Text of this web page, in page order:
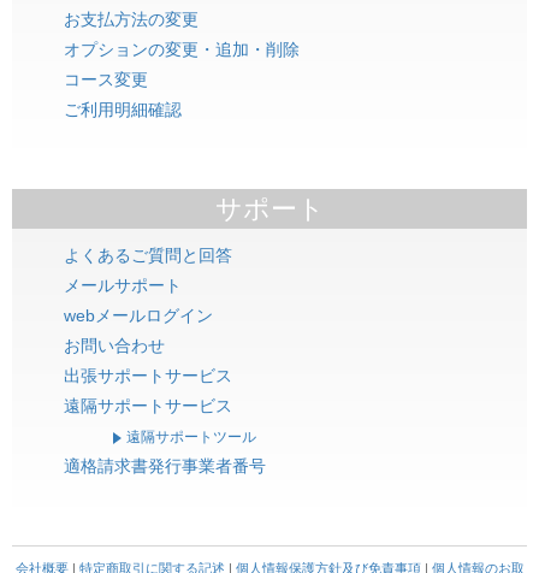
お支払方法の変更
オプションの変更・追加・削除
コース変更
ご利用明細確認
サポート
よくあるご質問と回答
メールサポート
webメールログイン
お問い合わせ
出張サポートサービス
遠隔サポートサービス
遠隔サポートツール
適格請求書発行事業者番号
会社概要| 特定商取引に関する記述 | 個人情報保護方針及び免責事項| 個人情報のお取